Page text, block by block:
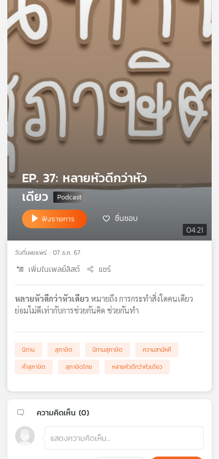
เพลง
และ
กิจกรรม
กับ
เรา
เครือ
วิทยุ
ไทย
04:21
EP. 37: หลายหัวดีกว่าหัว
เดียว
ฟังรายการ ชื่นชอบ
วันที่เผยแพร่ : 07 ธ.ค. 67
เพิ่มในเพลย์ลิสต์ แชร์
หลายหัวดีกว่าหัวเดียว หมายถึง การกระทำสิ่งใดคนเดียว
ย่อมไม่ดีเท่ากับการช่วยกันคิด ช่วยกันทำ
นิทาน สุภาษิต นิทานสุภาษิต
ความสามัคคี
คำสุภาษิต
สุภาษิตไทย หลายหัวดีกว่าหัวเดียว
ความคิดเห็น (0)